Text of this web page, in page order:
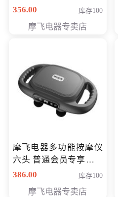
元
356.00 库存100
摩飞电器专卖店
摩飞电器多功能按摩仪
六头 普通会员专享价格
199元
386.00 库存100
摩飞电器专卖店